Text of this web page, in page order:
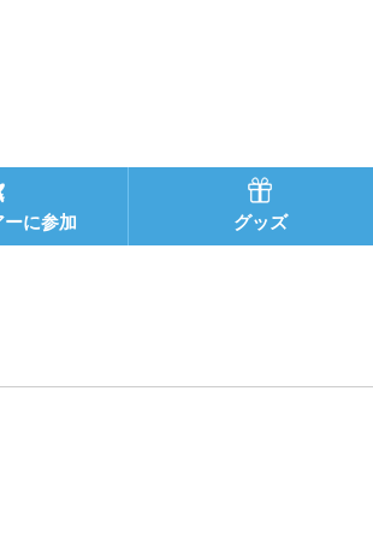
に参加 グッズ